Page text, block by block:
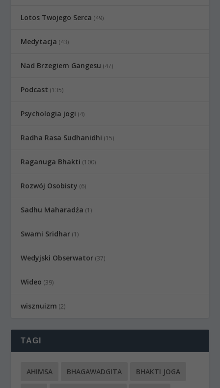
Lotos Twojego Serca (49)
Medytacja (43)
Nad Brzegiem Gangesu (47)
Podcast (135)
Psychologia jogi (4)
Radha Rasa Sudhanidhi (15)
Raganuga Bhakti (100)
Rozwój Osobisty (6)
Sadhu Maharadźa (1)
Swami Sridhar (1)
Wedyjski Obserwator (37)
Wideo (39)
wisznuizm (2)
TAGI
AHIMSA BHAGAWADGITA BHAKTI JOGA